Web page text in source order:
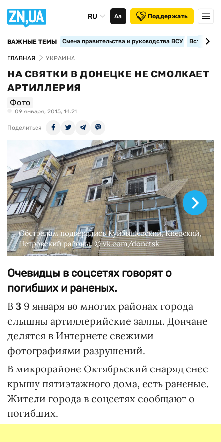
RU Аа Поддержать
ВАЖНЫЕ ТЕМЫ Смена правительства и руководства ВСУ
ГЛАВНАЯ УКРАИНА
НА СВЯТКИ В ДОНЕЦКЕ НЕ СМОЛКАЕТ
АРТИЛЛЕРИЯ
Фото
09 января, 2015, 14:21
Поделиться
Обстрелам подверглись Куйбышевский, Киевский,
Петровский районы. © vk.com/donetsk
Очевидцы в соцсетях говорят о
погибших и раненых.
В 3 9 января во многих районах города
слышны артиллерийские залпы. Дончане
делятся в Интернете свежими
фотографиями разрушений.
В микрорайоне Октябрьский снаряд снес
крышу пятиэтажного дома, есть раненые.
Жители города в соцсетях сообщают о
погибших.